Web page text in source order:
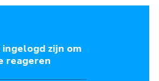
ingelogd zijn om
reageren